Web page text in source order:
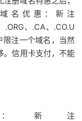
名优惠：新注
.ORG、.CA、.CO.U
限注一个域名，当然
。信用卡支付，不能
新注